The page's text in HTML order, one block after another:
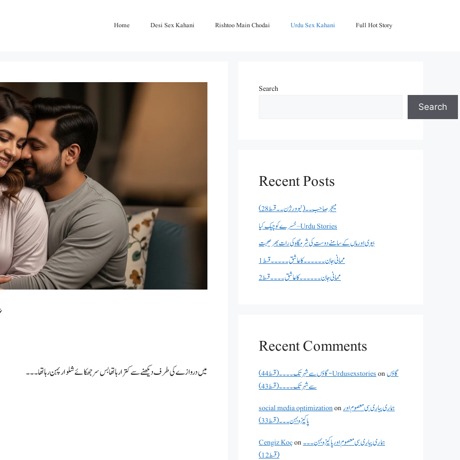
Home Desi Sex Kahani Rishtoo Main Chodai Urdu Sex Kahani Full Hot Story
میں دروازے کی طرف دیکھنے سے کترا رہا تھا بس سر جھکائے شلوار پہن رہا تھا۔۔۔
Search
Search
Recent Posts
میجر صاحب۔۔( نیو ورژن ۔۔قسط 28)
خسرے کو چیک کیا – Urdu Stories
بیوی اور ماں کے سامنے دوست کی شرمگاہ کی رات بھر صحبت
ممانی جان ۔۔۔۔۔۔کا عاشق ۔۔۔۔۔قسط 1
ممانی جان ۔۔۔۔۔۔کا عاشق ۔۔۔۔قسط 2
Recent Comments
گاؤں سے شہر تک۔۔۔۔(قسط 44) - Urdusexstoriesonگاؤں
سے شہر تک۔۔۔۔(قسط 43)
social media optimizationonہماری پیاری سی معصوم اور
پاکیزہ بہن۔۔۔(قسط33)
Cengiz Koçonہماری پیاری سی معصوم اور پاکیزہ بہن۔۔۔
(قسط12)